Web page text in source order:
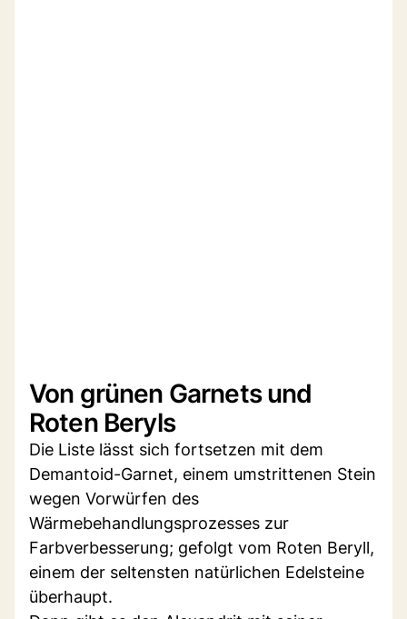
Von grünen Garnets und
Roten Beryls
Die Liste lässt sich fortsetzen mit dem
Demantoid-Garnet, einem umstrittenen Stein
wegen Vorwürfen des
Wärmebehandlungsprozesses zur
Farbverbesserung; gefolgt vom Roten Beryll,
einem der seltensten natürlichen Edelsteine
überhaupt.